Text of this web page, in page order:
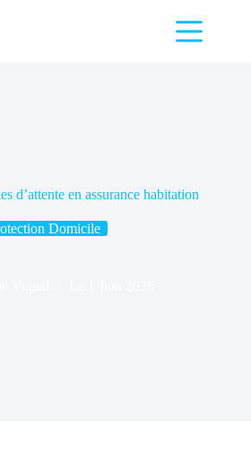
d’attente en assurance habitation
Domicile